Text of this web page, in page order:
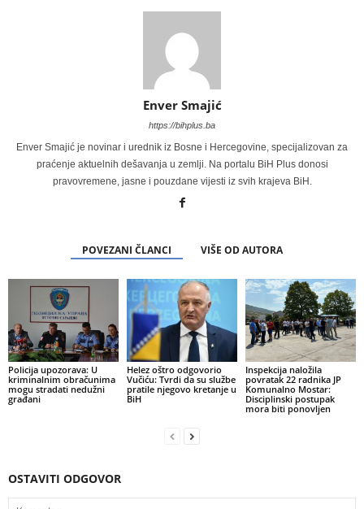
Enver Smajić
https://bihplus.ba
Enver Smajić je novinar i urednik iz Bosne i Hercegovine, specijalizovan za
praćenje aktuelnih dešavanja u zemlji. Na portalu BiH Plus donosi
pravovremene, jasne i pouzdane vijesti iz svih krajeva BiH.
POVEZANI ČLANCI VIŠE OD AUTORA
Policija upozorava: U
kriminalnim obračunima
mogu stradati nedužni
građani
Helez oštro odgovorio
Vučiću: Tvrdi da su službe
pratile njegovo kretanje u
BiH
Inspekcija naložila
povratak 22 radnika JP
Komunalno Mostar:
Disciplinski postupak
mora biti ponovljen
OSTAVITI ODGOVOR